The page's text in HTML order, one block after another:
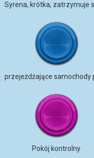
Pokój kontrolny